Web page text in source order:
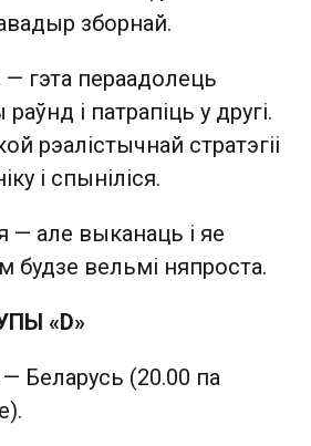
зборнай.
гэта пераадолець
і патрапіць у другі.
рэалістычнай стратэгіі
і спыніліся.
— але выканаць і яе
вельмі няпроста.
«D»
— Беларусь (20.00 па